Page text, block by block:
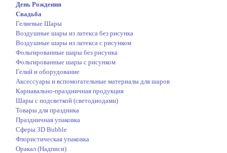
День Рождения
Свадьба
Гелиевые Шары
Воздушные шары из латекса без рисунка
Воздушные шары из латекса с рисунком
Фольгированные шары без рисунка
Фольгированные шары с рисунком
Гелий и оборудование
Аксессуары и вспомогательные материалы для шаров
Карнавально-праздничная продукция
Шары с подсветкой (светодиодами)
Товары для праздника
Праздничная упаковка
Сферы 3D Bubble
Флористическая упаковка
Оракал (Надписи)